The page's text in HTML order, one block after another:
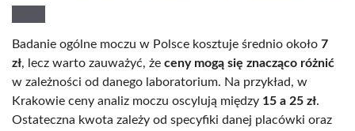
Badanie ogólne moczu w Polsce kosztuje średnio około 7
zł, lecz warto zauważyć, że ceny mogą się znacząco różnić
w zależności od danego laboratorium. Na przykład, w
Krakowie ceny analiz moczu oscylują między 15 a 25 zł.
Ostateczna kwota zależy od specyfiki danej placówki oraz